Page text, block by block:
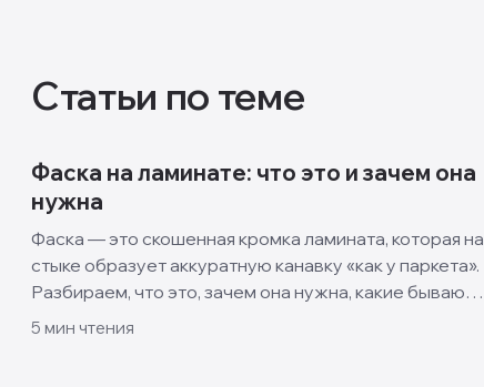
Статьи по теме
Фаска на ламинате: что это и зачем она
нужна
Фаска — это скошенная кромка ламината, которая на
стыке образует аккуратную канавку «как у паркета».
Разбираем, что это, зачем она нужна, какие бывают
виды и когда лучше взять ламинат без фаски.
5 мин чтения